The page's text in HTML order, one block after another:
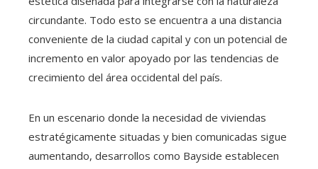
circundante. Todo esto se encuentra a una distancia
conveniente de la ciudad capital y con un potencial de
incremento en valor apoyado por las tendencias de
crecimiento del área occidental del país.
En un escenario donde la necesidad de viviendas
estratégicamente situadas y bien comunicadas sigue
aumentando, desarrollos como Bayside establecen